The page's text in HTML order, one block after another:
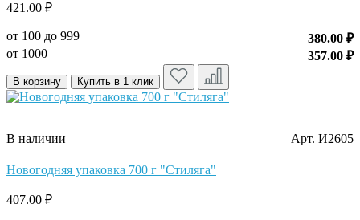
421.00 ₽
от 100 до 999
380.00 ₽
от 1000
357.00 ₽
В корзину Купить в 1 клик
В наличии Арт. И2605
Новогодняя упаковка 700 г "Стиляга"
407.00 ₽